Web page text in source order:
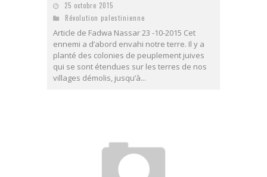
25 octobre 2015
Révolution palestinienne
Article de Fadwa Nassar 23 -10-2015 Cet
ennemi a d’abord envahi notre terre. Il y a
planté des colonies de peuplement juives
qui se sont étendues sur les terres de nos
villages démolis, jusqu’à...